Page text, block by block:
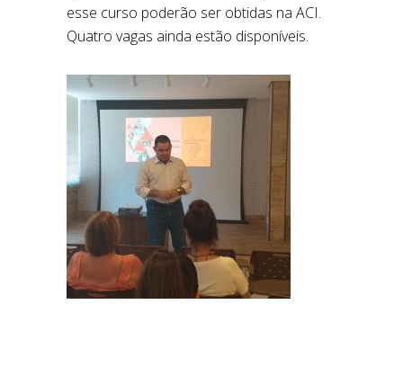
esse curso poderão ser obtidas na ACI.
Quatro vagas ainda estão disponíveis.